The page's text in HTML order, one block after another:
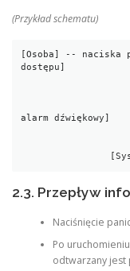
(Przykład schematu)
[Osoba] -- naciska
dostępu]
alarm dźwiękowy]
2.3. Przepływ
Naciśnięcie
Po
odtwarzany jest